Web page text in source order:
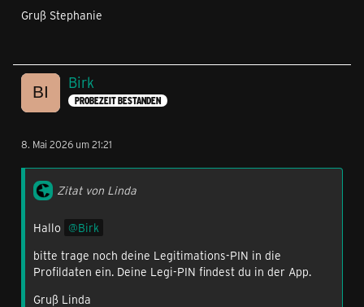
Gruß Stephanie
Birk
PROBEZEIT BESTANDEN
8. Mai 2026 um 21:21
Zitat von Linda
Hallo
Birk
bitte trage noch deine Legitimations-PIN in die
Profildaten ein. Deine Legi-PIN findest du in der App.
Gruß Linda